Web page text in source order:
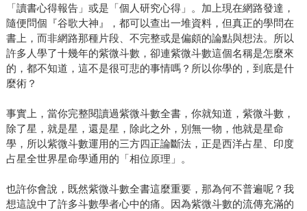
「讀書心得報告」或是「個人研究心得」。加上現在網路發達，
隨便問個『谷歌大神』，都可以查出一堆資料，但真正的學問在
書上，而非網路那種片段、不完整或是偏頗的論點與想法。所以
許多人學了十幾年的紫微斗數，卻連紫微斗數這個名稱是怎麼來
的，都不知道，這不是很可悲的事情嗎？所以你學的，到底是什
麼術？
事實上，當你完整閱讀過紫微斗數全書，你就知道，紫微斗數，
除了星，就是星，還是星，除此之外，別無一物，他就是星命
學，所以紫微斗數運用的三方四正論斷法，正是西洋占星、印度
占星全世界星命學通用的「相位原理」。
也許你會說，既然紫微斗數全書這麼重要，那為何不普遍呢？我
想這說中了許多斗數學者心中的痛。因為紫微斗數的流傳充滿的